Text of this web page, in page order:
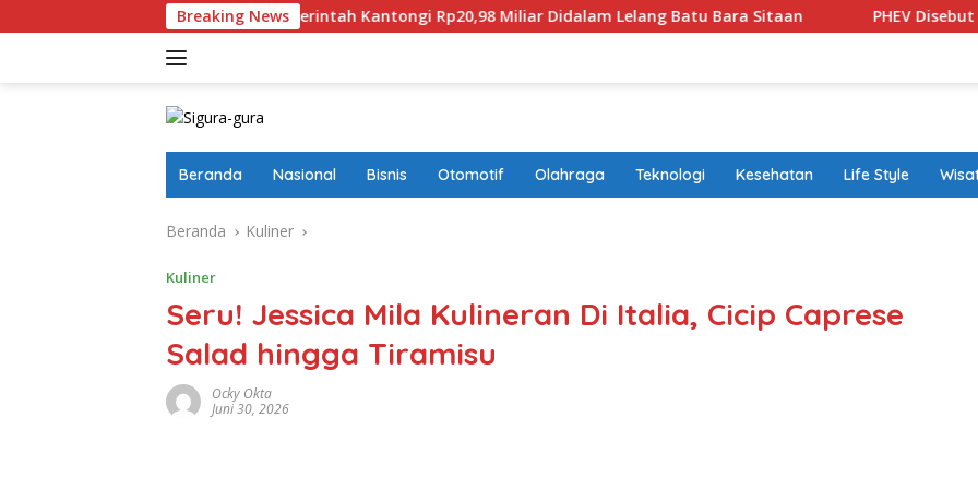
ke
Breaking News
Pemerintah Kantongi Rp20,98 Miliar Didalam Lelang Batu Bara Sitaan PHEV Disebut Solusi
Beranda Nasional Bisnis Otomotif Olahraga Teknologi Kesehatan Life Style
Beranda Kuliner
Kuliner
Seru! Jessica Mila Kulineran Di Italia, Cicip Caprese
Salad hingga Tiramisu
Ocky Okta
Juni 30, 2026